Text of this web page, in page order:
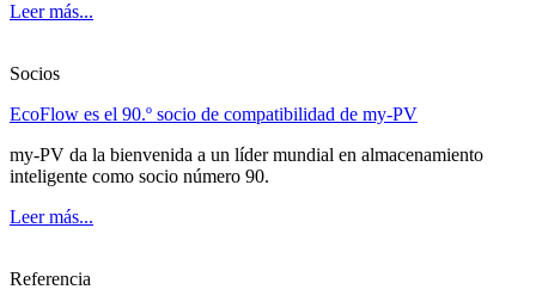
Leer más...
Socios
EcoFlow es el 90.º socio de compatibilidad de my-PV
my-PV da la bienvenida a un líder mundial en almacenamiento
inteligente como socio número 90.
Leer más...
Referencia